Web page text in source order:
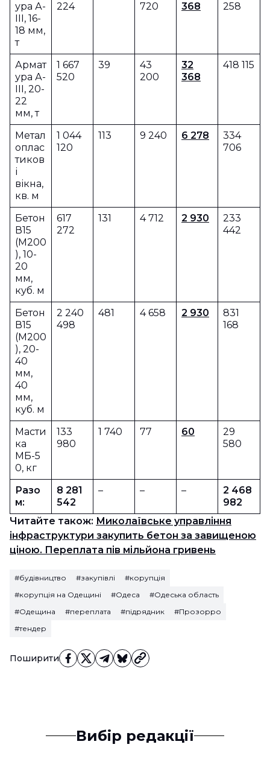
Поширити
ура А-
ІІІ, 16-
18 мм,
т
224 720 368 258
Армат
ура А-
ІІІ, 20-
22
мм, т
1 667
520
39
43
200
32
368
418 115
Метал
оплас
тиков
і
вікна,
кв. м
1 044
120
113 9 240 6 278
334
706
Бетон
В15
(М200
), 10-
20
мм,
куб. м
617
272
131 4 712 2 930
233
442
Бетон
В15
(М200
), 20-
40
мм,
40
мм,
куб. м
2 240
498
481 4 658 2 930
831
168
Масти
ка
МБ-5
0, кг
133
980
1 740 77 60
29
580
Разо
м:
8 281
542
– – –
2 468
982
Читайте також: Миколаївське управління
інфраструктури закупить бетон за завищеною
ціною. Переплата пів мільйона гривень
#будівництво #закупівлі
#корупція
#корупція на Одещині
#Одеса
#Одеська область
#Одещина
#переплата #підрядник
#Прозорро
#тендер
Вибір редакції